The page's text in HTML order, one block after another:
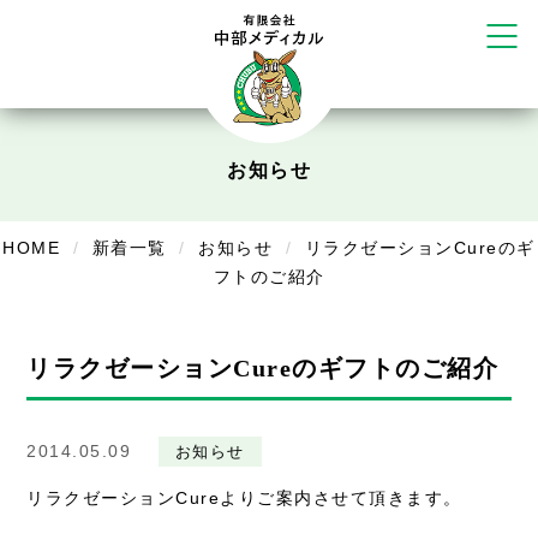
かえる堂鍼灸院 整骨院 うるま店 ウェルネス鍼灸院・接骨院 甲府千
デイサービスあやめ
在宅部門事務所
お知らせ
HOME 新着一覧 お知らせ
リラクゼーションCureのギ
フトのご紹介
リラクゼーションCureのギフトのご紹介
2014.05.09 お知らせ
リラクゼーションCureよりご案内させて頂きます。